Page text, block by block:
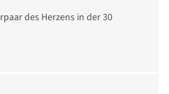
des Herzens in der 30